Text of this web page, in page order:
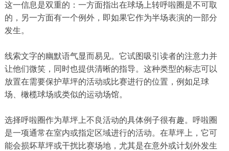
这一信息是双重的：一方面指出在球场上转呼啦圈是不可取
的，另一方面有一个例外，即如果它作为半场表演的一部分
发生。
线索文字的幽默语气显而易见。它试图吸引读者的注意力并
让他们微笑，同时也提供清晰的指导。这种类型的标志可以
放置在需要保护草坪的活动或比赛进行的位置，例如足球
场、橄榄球场或类似的运动场馆。
选择呼啦圈作为草坪上不良活动的具体例子很有趣。呼啦圈
是一项通常在室内或指定区域进行的活动。在草坪上，它可
能会损坏草坪或干扰比赛场地，尤其是在意外或计划外发生